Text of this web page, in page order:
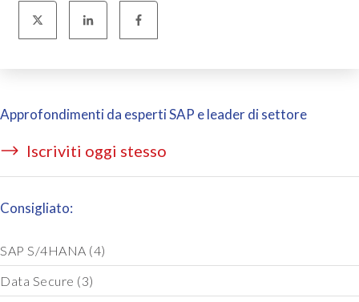
Approfondimenti da esperti SAP e leader di settore
Iscriviti oggi stesso
Consigliato:
SAP S/4HANA (4)
Data Secure (3)